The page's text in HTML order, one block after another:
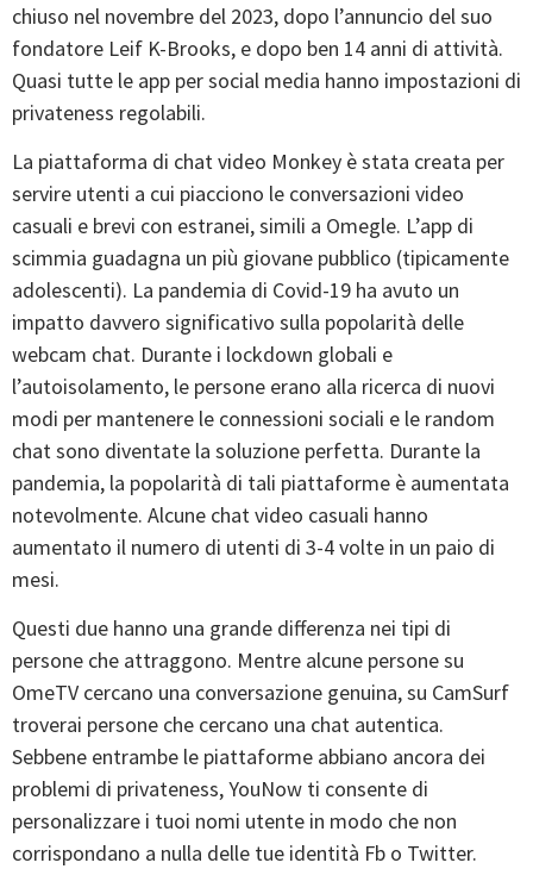
chiuso nel novembre del 2023, dopo l’annuncio del suo
fondatore Leif K-Brooks, e dopo ben 14 anni di attività.
Quasi tutte le app per social media hanno impostazioni di
privateness regolabili.
La piattaforma di chat video Monkey è stata creata per
servire utenti a cui piacciono le conversazioni video
casuali e brevi con estranei, simili a Omegle. L’app di
scimmia guadagna un più giovane pubblico (tipicamente
adolescenti). La pandemia di Covid-19 ha avuto un
impatto davvero significativo sulla popolarità delle
webcam chat. Durante i lockdown globali e
l’autoisolamento, le persone erano alla ricerca di nuovi
modi per mantenere le connessioni sociali e le random
chat sono diventate la soluzione perfetta. Durante la
pandemia, la popolarità di tali piattaforme è aumentata
notevolmente. Alcune chat video casuali hanno
aumentato il numero di utenti di 3-4 volte in un paio di
mesi.
Questi due hanno una grande differenza nei tipi di
persone che attraggono. Mentre alcune persone su
OmeTV cercano una conversazione genuina, su CamSurf
troverai persone che cercano una chat autentica.
Sebbene entrambe le piattaforme abbiano ancora dei
problemi di privateness, YouNow ti consente di
personalizzare i tuoi nomi utente in modo che non
corrispondano a nulla delle tue identità Fb o Twitter.